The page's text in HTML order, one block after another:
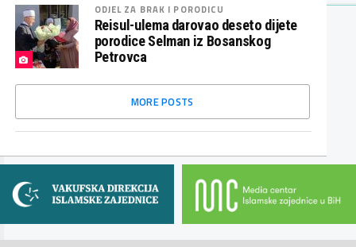
ODJEL ZA BRAK I PORODICU
Reisul-ulema darovao deseto dijete
porodice Selman iz Bosanskog
Petrovca
MORE POSTS